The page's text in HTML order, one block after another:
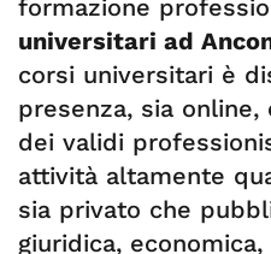
formazione
universitari ad
corsi universitari è
presenza, sia
dei validi
attività altamente
sia privato che
giuridica,